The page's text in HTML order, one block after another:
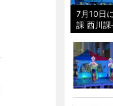
7月10日
課 西川